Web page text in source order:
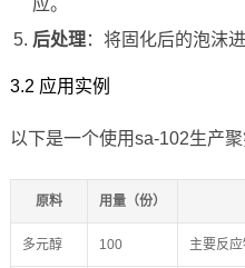
应。
后处理：将固化后的泡沫
3.2 应用实例
以下是一个使用sa-102生产聚
原料 用量（份）
多元醇 100 主要反